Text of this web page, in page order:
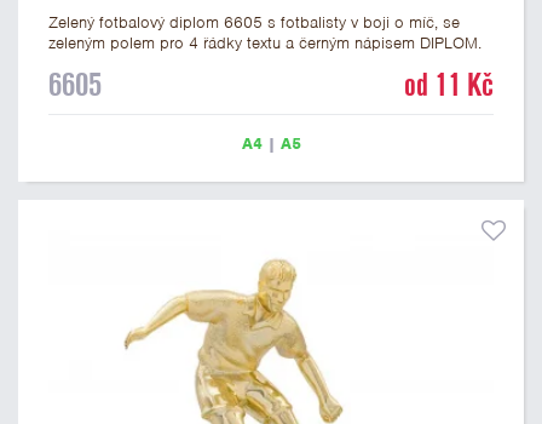
Zelený fotbalový diplom 6605 s fotbalisty v boji o míč, se
zeleným polem pro 4 řádky textu a černým nápisem DIPLOM.
diplom má gramáž 250 g/m2.
6605 od 11 Kč
A4| A5